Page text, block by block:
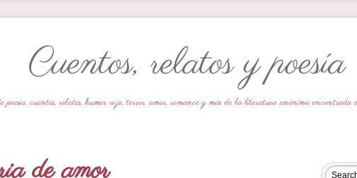
Cuentos, relatos y poesía
poesía, cuentos, relatos, humor rojo, terror, amor, romance y más de la literatura anónima